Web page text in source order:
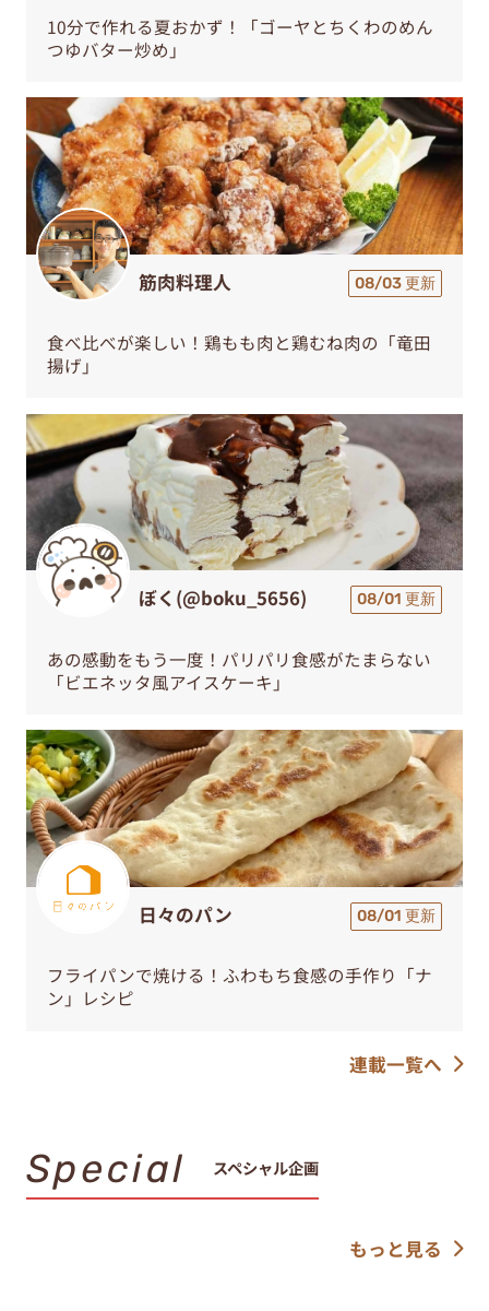
10分で作れる夏おかず！「ゴーヤとちくわのめん
つゆバター炒め」
筋肉料理人 08/03 更新
食べ比べが楽しい！鶏もも肉と鶏むね肉の「竜田
揚げ」
ぼく(@boku_5656) 08/01 更新
あの感動をもう一度！パリパリ食感がたまらない
「ビエネッタ風アイスケーキ」
日々のパン 08/01 更新
フライパンで焼ける！ふわもち食感の手作り「ナ
ン」レシピ
連載一覧へ
Special スペシャル企画
もっと見る